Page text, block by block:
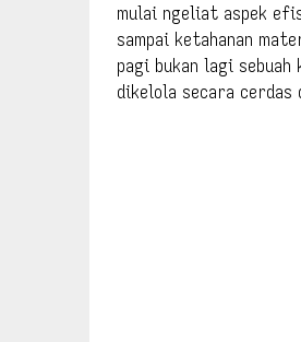
mulai ngeliat aspek
sampai ketahanan
pagi bukan lagi
dikelola secara cerdas